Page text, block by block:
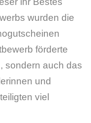
wurden die
förderte
sondern auch das
und
viel